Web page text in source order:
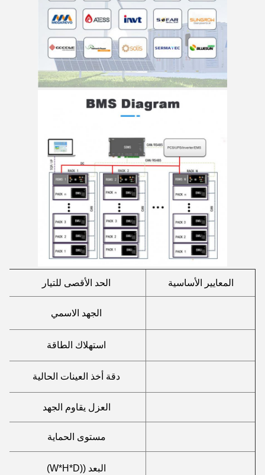
المعايير الأساسية الحد الأقصى للتيار
الجهد الاسمي
استهلاك الطاقة
دقة أخذ العينات الحالية
العزل يقاوم الجهد
مستوى الحماية
البعد ((W*H*D)